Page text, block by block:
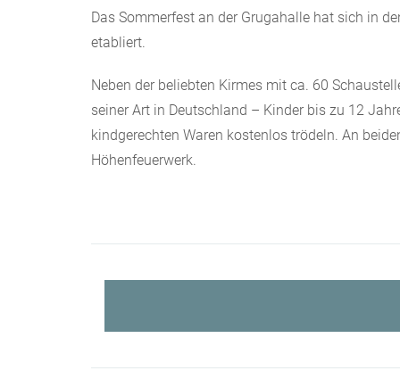
Das Sommerfest an der Grugahalle hat sich in
etabliert.
Neben der beliebten Kirmes mit ca. 60
seiner Art in Deutschland – Kinder bis zu 12
kindgerechten Waren kostenlos trödeln. An
Höhenfeuerwerk.